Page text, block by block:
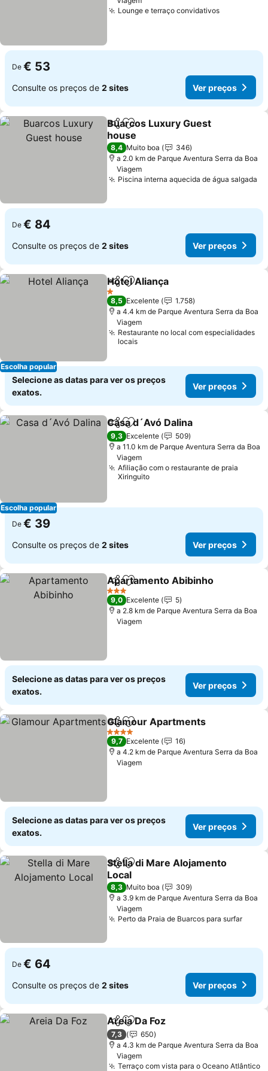
Lounge e terraço convidativos
De € 53
Consulte os preços de 2 sites Ver preços
PartilharAdicionar aos favoritos
Buarcos Luxury Guest
house
8,4 Muito boa
346
a 2.0 km de Parque Aventura Serra da Boa
Viagem
Piscina interna aquecida de água salgada
De € 84
Consulte os preços de 2 sites Ver preços
Escolha popular
PartilharAdicionar aos favoritos
Hotel Aliança
1 Estrelas
8,5 Excelente
1.758
a 4.4 km de Parque Aventura Serra da Boa
Viagem
Restaurante no local com especialidades
locais
Selecione as datas para ver os preços
exatos.
Ver preços
Escolha popular
PartilharAdicionar aos favoritos
Casa d´Avó Dalina
9,3 Excelente
509
a 11.0 km de Parque Aventura Serra da Boa
Viagem
Afiliação com o restaurante de praia
Xiringuito
De € 39
Consulte os preços de 2 sites Ver preços
PartilharAdicionar aos favoritos
Apartamento Abibinho
3 Estrelas
9,0 Excelente
5
a 2.8 km de Parque Aventura Serra da Boa
Viagem
Selecione as datas para ver os preços
exatos.
Ver preços
PartilharAdicionar aos favoritos
Glamour Apartments
4 Estrelas
9,7 Excelente
16
a 4.2 km de Parque Aventura Serra da Boa
Viagem
Selecione as datas para ver os preços
exatos.
Ver preços
PartilharAdicionar aos favoritos
Stella di Mare Alojamento
Local
8,3 Muito boa
309
a 3.9 km de Parque Aventura Serra da Boa
Viagem
Perto da Praia de Buarcos para surfar
De € 64
Consulte os preços de 2 sites Ver preços
PartilharAdicionar aos favoritos
Areia Da Foz
7,3
650
a 4.3 km de Parque Aventura Serra da Boa
Viagem
Terraço com vista para o Oceano Atlântico